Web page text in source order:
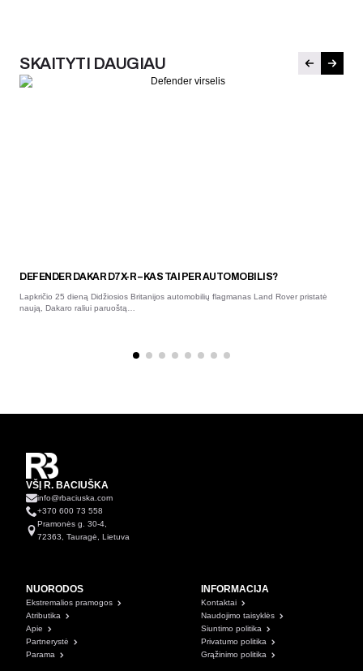
SKAITYTI DAUGIAU
DEFENDER DAKAR D7X-R – KAS TAI PER AUTOMOBILIS?
Lapkričio 25 dieną Didžiosios Britanijos automobilių flagmanas Land Rover pristatė
naują, Dakaro raliui paruoštą…
VŠĮ R. BACIUŠKA
info@rbaciuska.com
+370 600 73 558
Pramonės g. 30-4,
72363, Tauragė, Lietuva
NUORODOS
Ekstremalios pramogos
Atributika
Apie
Partnerystė
Parama
INFORMACIJA
Kontaktai
Naudojimo taisyklės
Siuntimo politika
Privatumo politika
Grąžinimo politika